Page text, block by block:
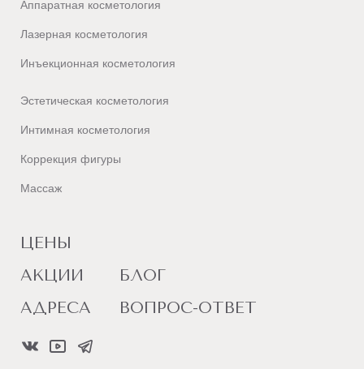
Аппаратная косметология
Лазерная косметология
Инъекционная косметология
Эстетическая косметология
Интимная косметология
Коррекция фигуры
Массаж
ЦЕНЫ
АКЦИИ
АДРЕСА
БЛОГ
ВОПРОС-ОТВЕТ